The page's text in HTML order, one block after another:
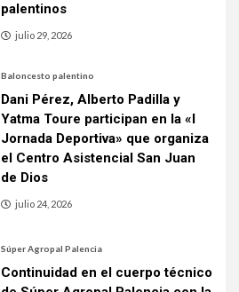
palentinos
julio 29, 2026
Baloncesto palentino
Dani Pérez, Alberto Padilla y
Yatma Toure participan en la «I
Jornada Deportiva» que organiza
el Centro Asistencial San Juan
de Dios
julio 24, 2026
Súper Agropal Palencia
Continuidad en el cuerpo técnico